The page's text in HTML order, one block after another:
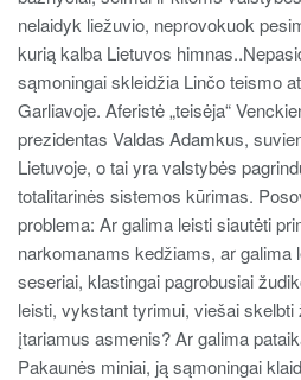
nelaidyk liežuvio, neprovokuok
kurią kalba Lietuvos
sąmoningai skleidžia Linčo teismo
Garliavoje. Aferistė „teisėja“
prezidentas Valdas Adamkus,
Lietuvoje, o tai yra valstybės
totalitarinės sistemos kūrimas.
problema: Ar galima leisti siautėti
narkomanams kedžiams, ar galima
seseriai, klastingai pagrobusiai
leisti, vykstant tyrimui, viešai
įtariamus asmenis? Ar galima
Pakaunės miniai, ją sąmoningai